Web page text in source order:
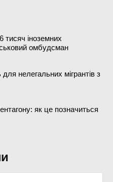
тисяч іноземних
омбудсман
нелегальних мігрантів з
як це позначиться